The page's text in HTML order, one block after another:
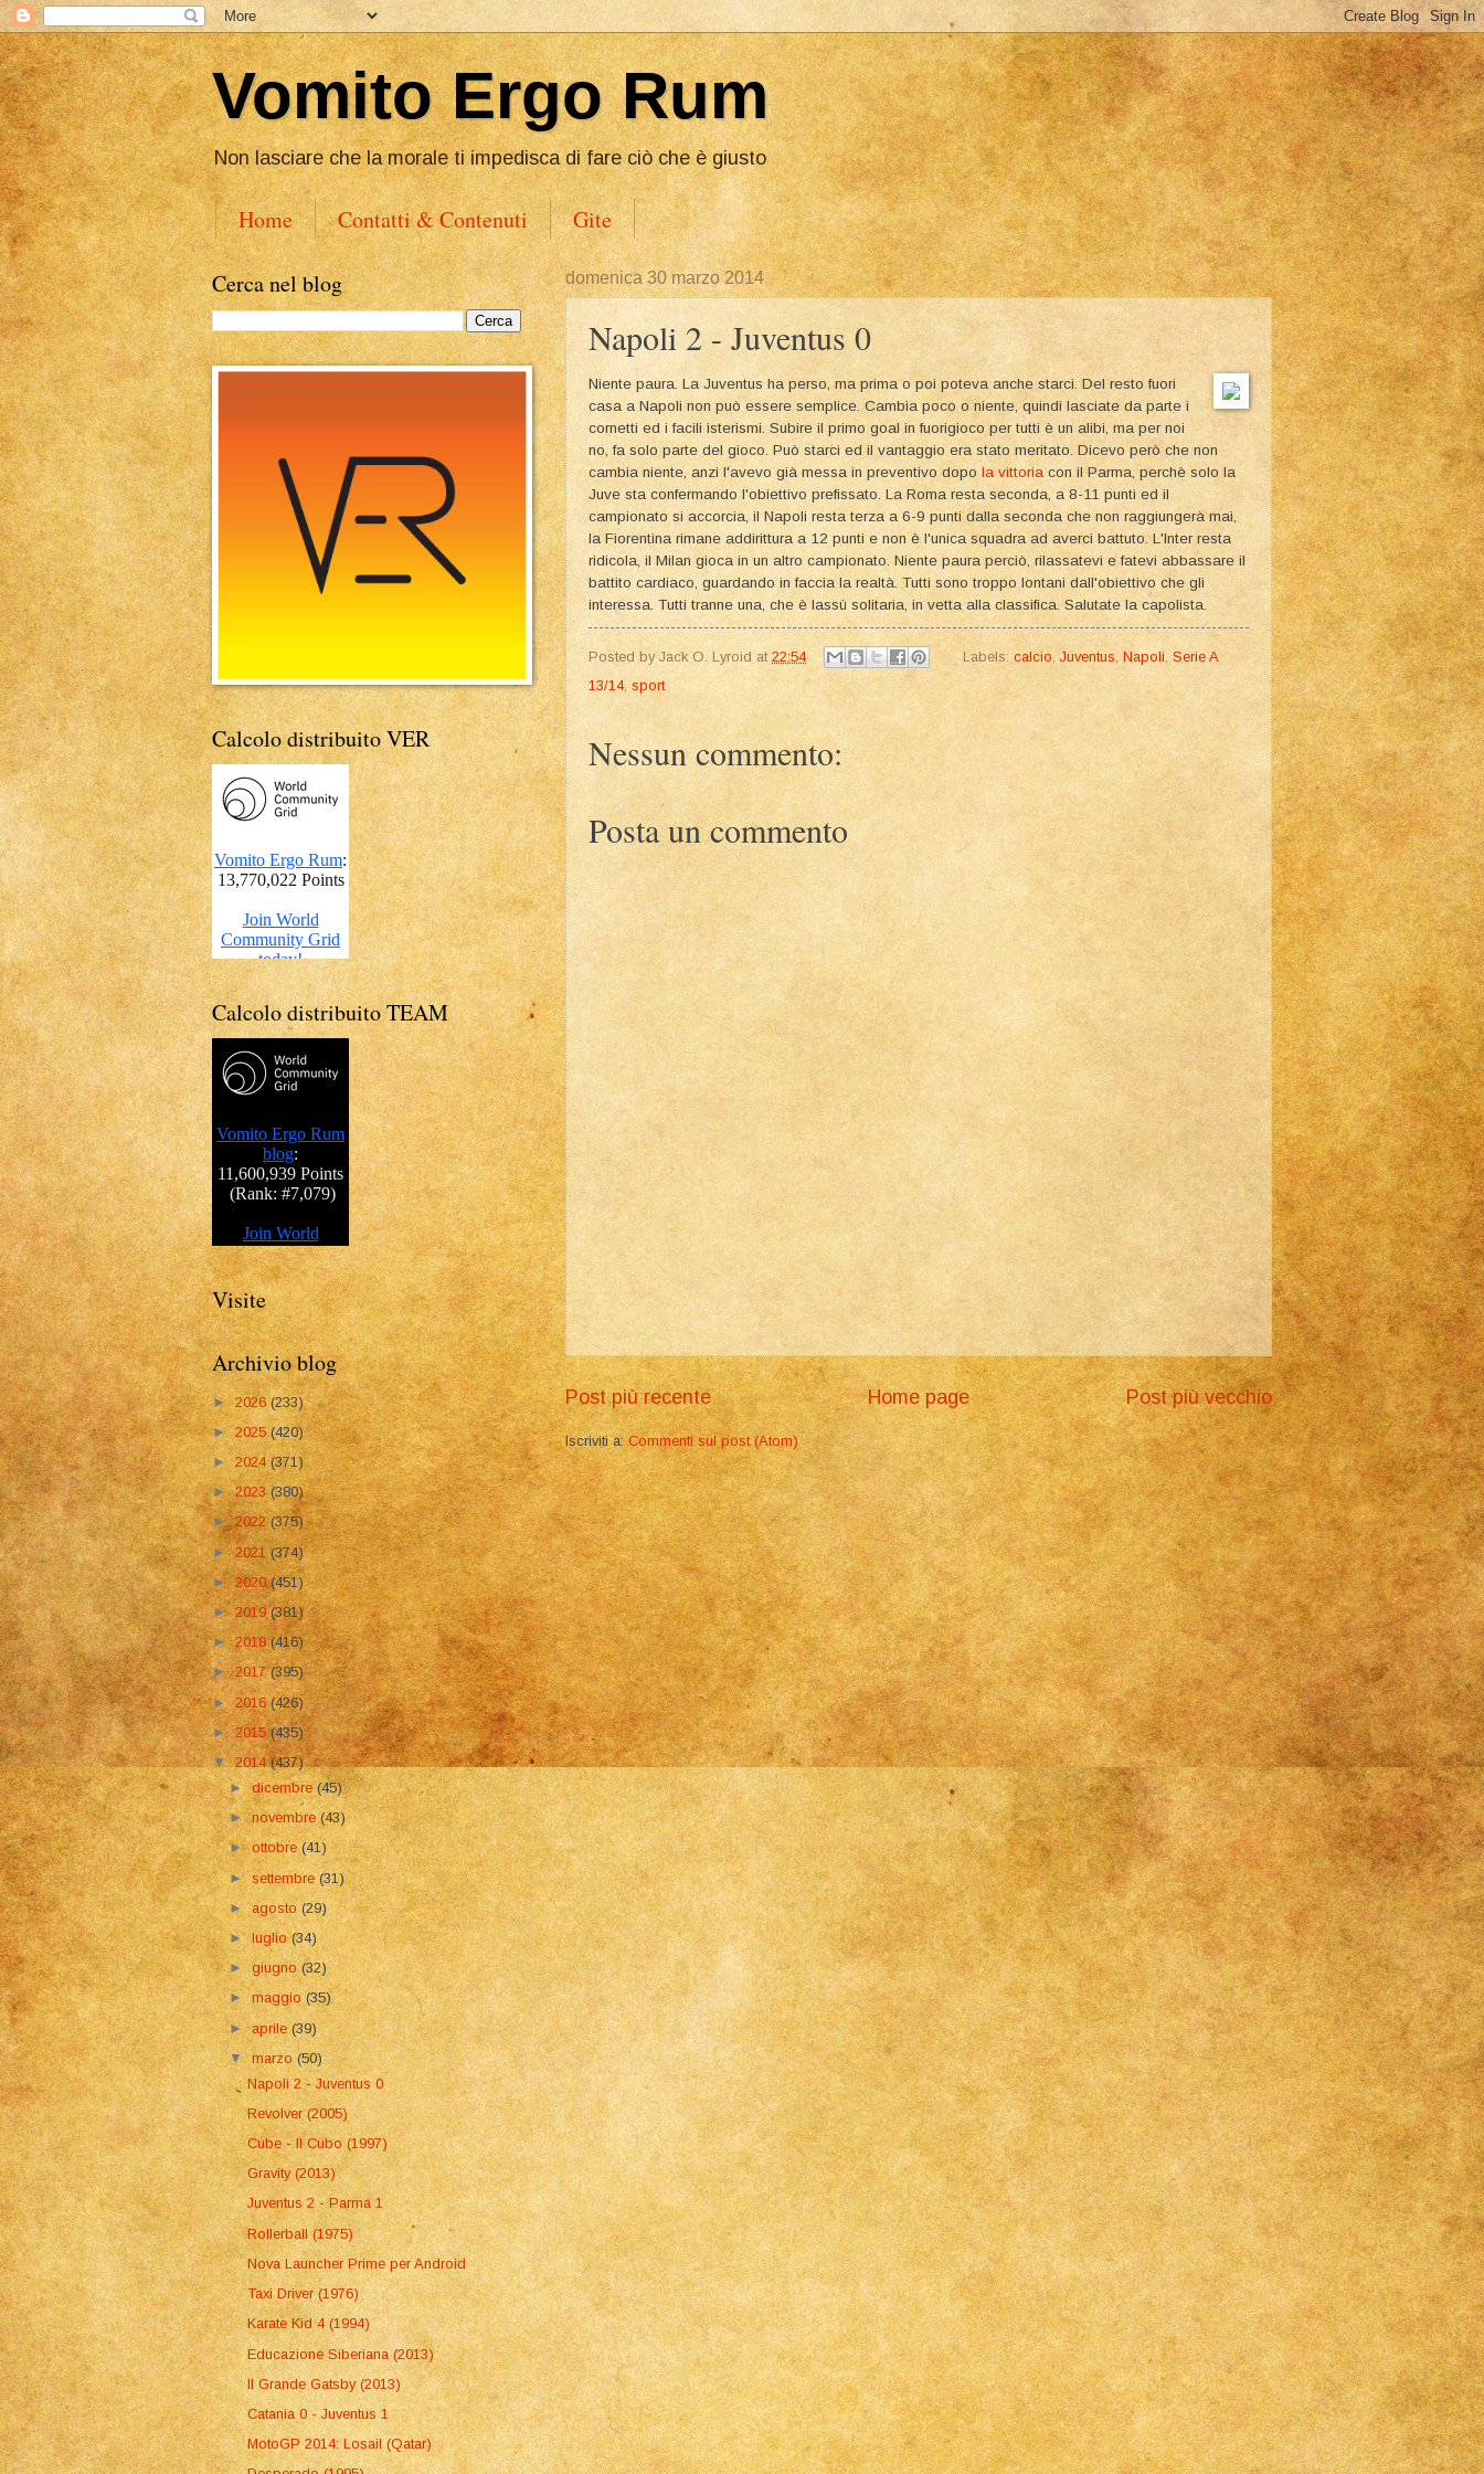
Vomito Ergo Rum
Non lasciare che la morale ti impedisca di fare ciò che è giusto
Home Contatti & Contenuti Gite
domenica 30 marzo 2014
Napoli 2 - Juventus 0
Niente paura. La Juventus ha perso, ma prima o poi poteva anche starci. Del resto fuori
casa a Napoli non può essere semplice. Cambia poco o niente, quindi lasciate da parte i
cornetti ed i facili isterismi. Subire il primo goal in fuorigioco per tutti è un alibi, ma per noi
no, fa solo parte del gioco. Può starci ed il vantaggio era stato meritato. Dicevo però che non
cambia niente, anzi l'avevo già messa in preventivo dopola vittoria con il Parma, perchè solo la
Juve sta confermando l'obiettivo prefissato. La Roma resta seconda, a 8-11 punti ed il
campionato si accorcia, il Napoli resta terza a 6-9 punti dalla seconda che non raggiungerà mai,
la Fiorentina rimane addirittura a 12 punti e non è l'unica squadra ad averci battuto. L'Inter resta
ridicola, il Milan gioca in un altro campionato. Niente paura perciò, rilassatevi e fatevi abbassare il
battito cardiaco, guardando in faccia la realtà. Tutti sono troppo lontani dall'obiettivo che gli
interessa. Tutti tranne una, che è lassù solitaria, in vetta alla classifica. Salutate la capolista.
Posted byJack O. Lyroid at 22:54 Labels: calcio Juventus Napoli Serie A
13/14, sport
Nessun commento:
Posta un commento
Post più recente Post più vecchio
Home page
Iscriviti a:Commenti sul post (Atom)
Cerca nel blog
Calcolo distribuito VER
Calcolo distribuito TEAM
Visite
Archivio blog
► 2026(233)
►2025(420)
►2024 (371)
►2023(380)
►2022 (375)
►2021(374)
►2020(451)
►2019(381)
►2018(416)
►2017(395)
►2016(426)
►2015(435)
▼2014(437)
►dicembre(45)
►novembre(43)
►ottobre(41)
►settembre(31)
►agosto(29)
►luglio(34)
►giugno(32)
►maggio(35)
►aprile(39)
▼marzo(50)
Napoli 2 - Juventus 0
Revolver (2005)
Cube - Il Cubo (1997)
Gravity (2013)
Juventus 2 - Parma 1
Rollerball (1975)
Nova Launcher Prime per Android
Taxi Driver (1976)
Karate Kid 4 (1994)
Educazione Siberiana (2013)
Il Grande Gatsby (2013)
Catania 0 - Juventus 1
MotoGP 2014: Losail (Qatar)